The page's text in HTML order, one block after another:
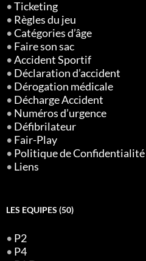
•Ticketing
• Règles du jeu
•Catégories d’âge
• Faire son sac
•Accident Sportif
• Déclaration d’accident
• Dérogation médicale
• Décharge Accident
• Numéros d’urgence
• Défibrilateur
• Fair-Play
• Politique de Confidentialité
• Liens
LES EQUIPES (50)
• P2
• P4